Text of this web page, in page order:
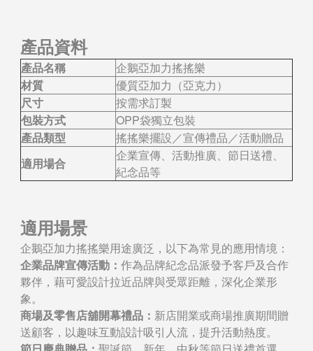
產品資料
產品名稱
企鵝亞加力搖搖樂
材質
優質亞加力（亞克力）
尺寸
按需求訂製
包裝方式
OPP袋獨立包裝
產品類型
搖搖樂擺設／宣傳禮品／活動贈品
適用場合
企業宣傳、活動推廣、節日送禮、
紀念品等
適用場景
企鵝亞加力搖搖樂用途廣泛，以下為常見的應用情境：
企業品牌宣傳活動： 作為品牌紀念品派發予客戶及合作
夥伴，藉可愛設計拉近品牌與受眾距離，深化企業形
象。
商場及零售店舖開幕禮品： 新店開業或商場推廣期間贈
送顧客，以趣味互動設計吸引人流，提升活動熱度。